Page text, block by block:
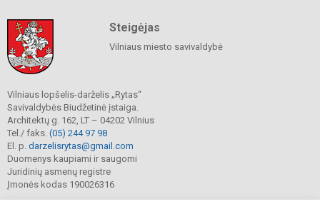
Steigėjas
Vilniaus miesto savivaldybė
Vilniaus lopšelis-darželis „Rytas“
Savivaldybės Biudžetinė įstaiga.
Architektų g. 162, LT – 04202 Vilnius
Tel./ faks. (05) 244 97 98
El. p. darzelisrytas@gmail.com
Duomenys kaupiami ir saugomi
Juridinių asmenų registre
Įmonės kodas 190026316